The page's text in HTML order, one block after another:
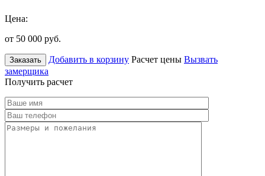
Цена:
от 50 000 руб.
Заказать Добавить в корзину Расчет цены Вызвать
замерщика
Получить расчет